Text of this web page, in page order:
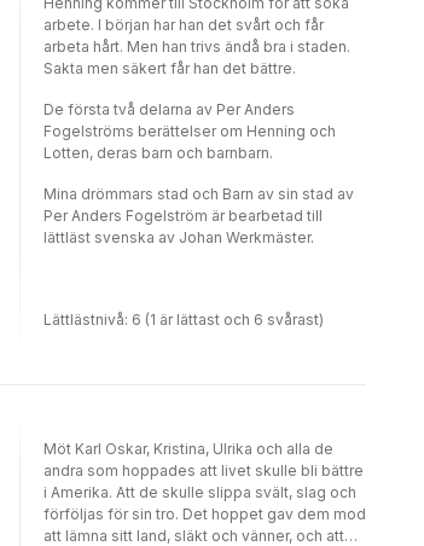
arbete. I början har han det svårt och får
arbeta hårt. Men han trivs ändå bra i staden.
Sakta men säkert får han det bättre.
De första två delarna av Per Anders
Fogelströms berättelser om Henning och
Lotten, deras barn och barnbarn.
Mina drömmars stad och Barn av sin stad av
Per Anders Fogelström är bearbetad till
lättläst svenska av Johan Werkmäster.
Lättlästnivå: 6 (1 är lättast och 6 svårast)
Möt Karl Oskar, Kristina, Ulrika och alla de
andra som hoppades att livet skulle bli bättre
i Amerika. Att de skulle slippa svält, slag och
förföljas för sin tro. Det hoppet gav dem mod
att lämna sitt land, släkt och vänner, och att